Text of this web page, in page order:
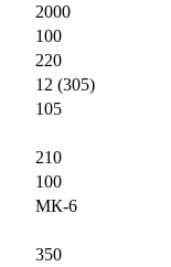
2000
100
220
12 (305)
105
210
100
МК-6
350